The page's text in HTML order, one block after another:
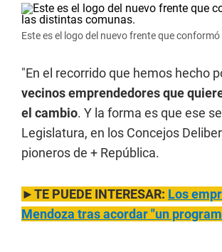
Este es el logo del nuevo frente que
"En el recorrido que hemos hecho
vecinos emprendedores que
el cambio. Y la forma es que ese
Legislatura, en los Concejos
pioneros de + República.
►TE PUEDE INTERESAR: Los
Mendoza tras acordar "un